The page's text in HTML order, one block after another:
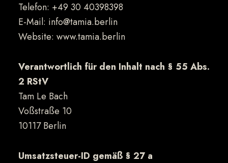
Telefon: +49 30 40398398
E-Mail: info@tamia.berlin
Website: www.tamia.berlin
Verantwortlich für den Inhalt nach § 55 Abs.
2 RStV
Tam Le Bach
Voßstraße 10
10117 Berlin
Umsatzsteuer-ID gemäß § 27 a